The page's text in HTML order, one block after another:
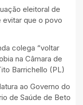
eleitoral de
evitar que o povo
colega “voltar
na Câmara de
Barrichello (PL)
ao Governo do
de Saúde de Beto